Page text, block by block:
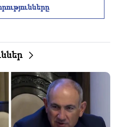
եվրոպական
և նոր կախվածության
ակումբն առաջին անգամ